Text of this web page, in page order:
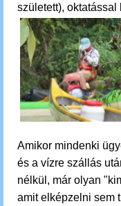
született), oktatással
Amikor mindenki
és a vízre szállás
nélkül, már olyan
amit elképzelni sem